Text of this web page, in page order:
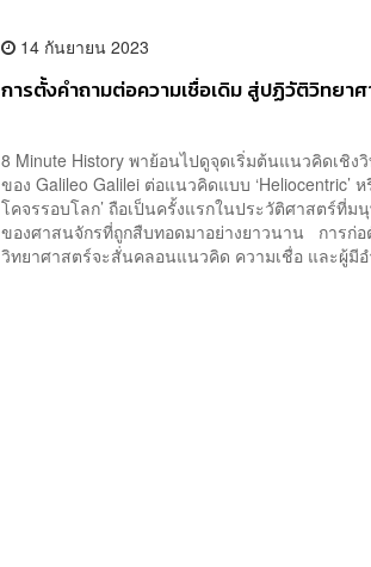
14 กันยายน 2023
การตั้งคำถามต่อความเชื่อเดิม สู่ปฏิวัติวิทยา
8 Minute History พาย้อนไปดูจุดเริ่มต้นแนวคิดเชิง
ของ Galileo Galilei ต่อแนวคิดแบบ ‘Heliocentric’ ห
โคจรรอบโลก’ ถือเป็นครั้งแรกในประวัติศาสตร์ที่
ของศาสนจักรที่ถูกสืบทอดมาอย่างยาวนาน การก่
วิทยาศาสตร์จะสั่นคลอนแนวคิด ความเชื่อ และผู้มี